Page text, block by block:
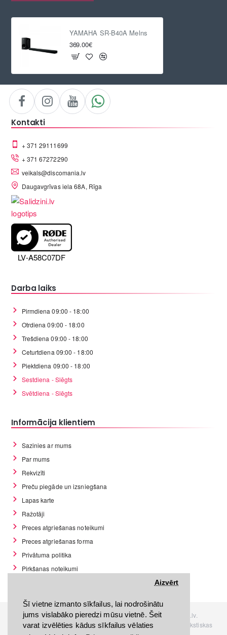
Šī vietne izmanto sīkfailus, lai nodrošinātu
jums vislabāko pieredzi mūsu vietnē. Šeit
varat izvēlēties kādus sīkfailus vēlaties
Aizvērt
YAMAHA SR-B40A Melns
369.00€
Kontakti
+ 371 29111699
+ 371 67272290
veikals@discomania.lv
Daugavgrīvas iela 68A, Rīga
LV-A58C07DF
Darba laiks
Pirmdiena 09:00 - 18:00
Otrdiena 09:00 - 18:00
Trešdiena 09:00 - 18:00
Ceturtdiena 09:00 - 18:00
Piektdiena 09:00 - 18:00
Sestdiena - Slēgts
Svētdiena - Slēgts
Informācija klientiem
Sazinies ar mums
Par mums
Rekvizīti
Preču piegāde un izsniegšana
Lapas karte
Ražotāji
Preces atgriešanas noteikumi
Preces atgriešanas forma
Privātuma politika
Pirkšanas noteikumi
Visas tiesības rezervētas. Interneta veikals www.Discomania.lv.
Jebkuras Discomania.lv informācijas pārpublicēšana, bez rakstiskas